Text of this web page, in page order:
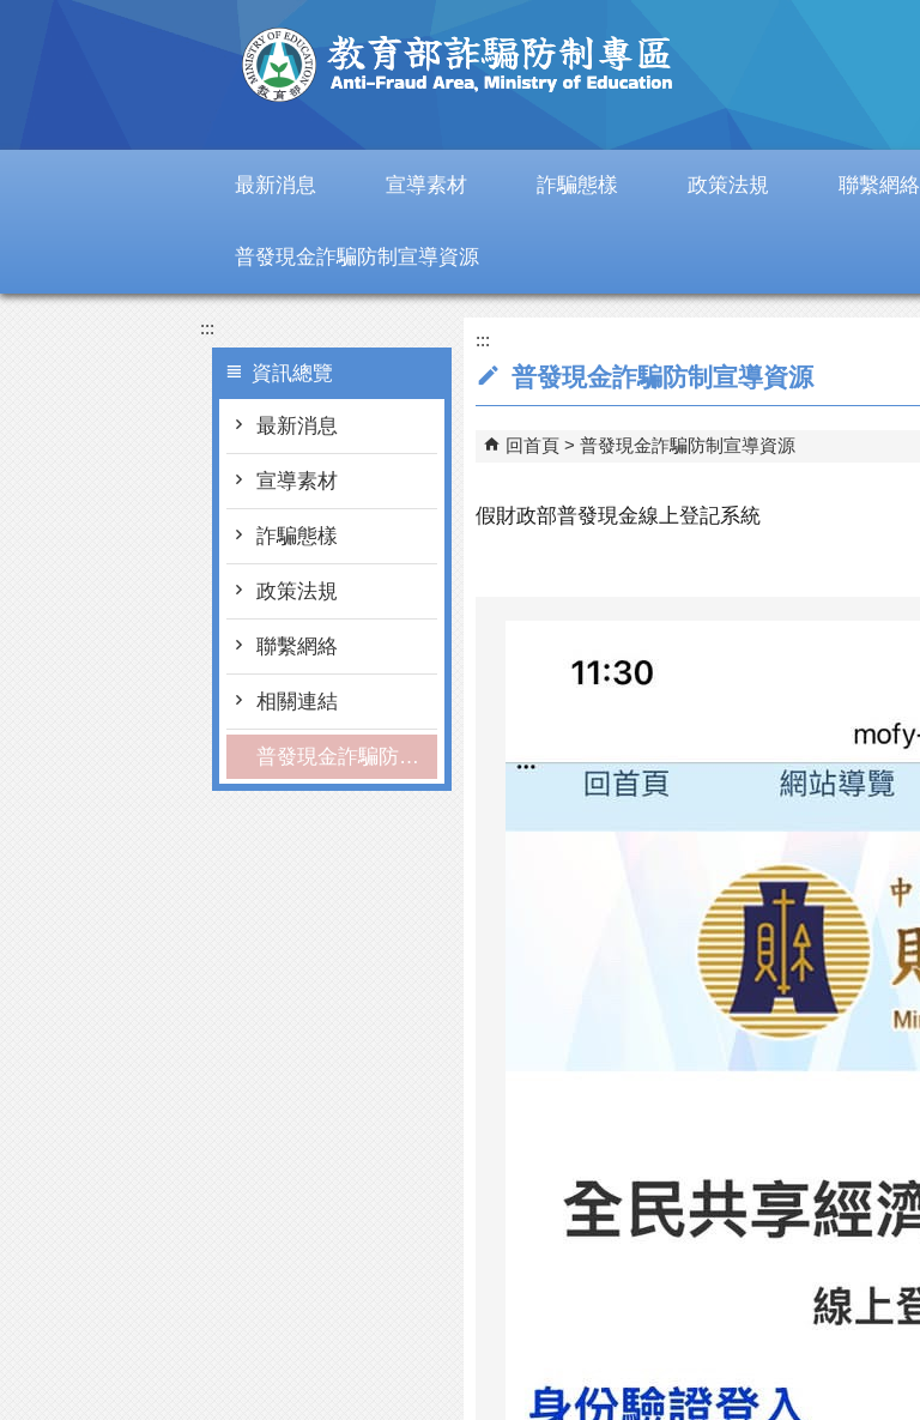
最新消息 宣導素材 詐騙態樣 政策法規 聯繫網絡
普發現金詐騙防制宣導資源
:::
資訊總覽
最新消息
宣導素材
詐騙態樣
政策法規
聯繫網絡
相關連結
普發現金詐騙防制宣導資源
:::
普發現金詐騙防制宣導資源
回首頁 普發現金詐騙防制宣導資源
假財政部普發現金線上登記系統